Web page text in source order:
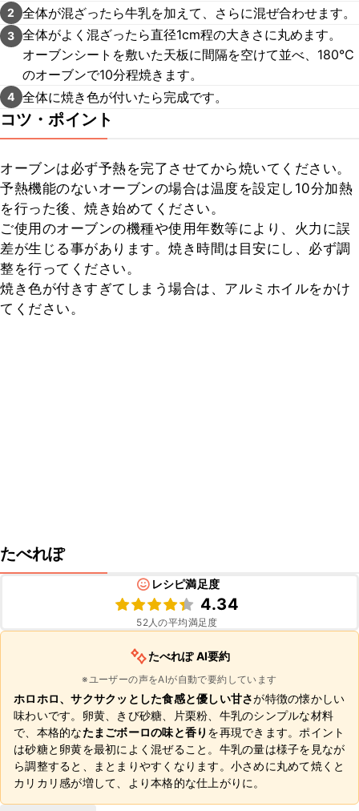
2 全体が混ざったら牛乳を加えて、さらに混ぜ合わせます。
3 全体がよく混ざったら直径1cm程の大きさに丸めます。
オーブンシートを敷いた天板に間隔を空けて並べ、180℃
のオーブンで10分程焼きます。
4 全体に焼き色が付いたら完成です。
コツ・ポイント
オーブンは必ず予熱を完了させてから焼いてください。
予熱機能のないオーブンの場合は温度を設定し10分加熱
を行った後、焼き始めてください。
ご使用のオーブンの機種や使用年数等により、火力に誤
差が生じる事があります。焼き時間は目安にし、必ず調
整を行ってください。
焼き色が付きすぎてしまう場合は、アルミホイルをかけ
てください。
たべれぽ
レシピ満足度
4.34
52人の平均満足度
たべれぽ AI要約
※ユーザーの声をAIが自動で要約しています
ホロホロ、サクサクッとした食感と優しい甘さが特徴の懐かしい
味わいです。卵黄、きび砂糖、片栗粉、牛乳のシンプルな材料
で、本格的なたまごボーロの味と香り を再現できます。ポイント
は砂糖と卵黄を最初によく混ぜること。牛乳の量は様子を見なが
ら調整すると、まとまりやすくなります。小さめに丸めて焼くと
カリカリ感が増して、より本格的な仕上がりに。